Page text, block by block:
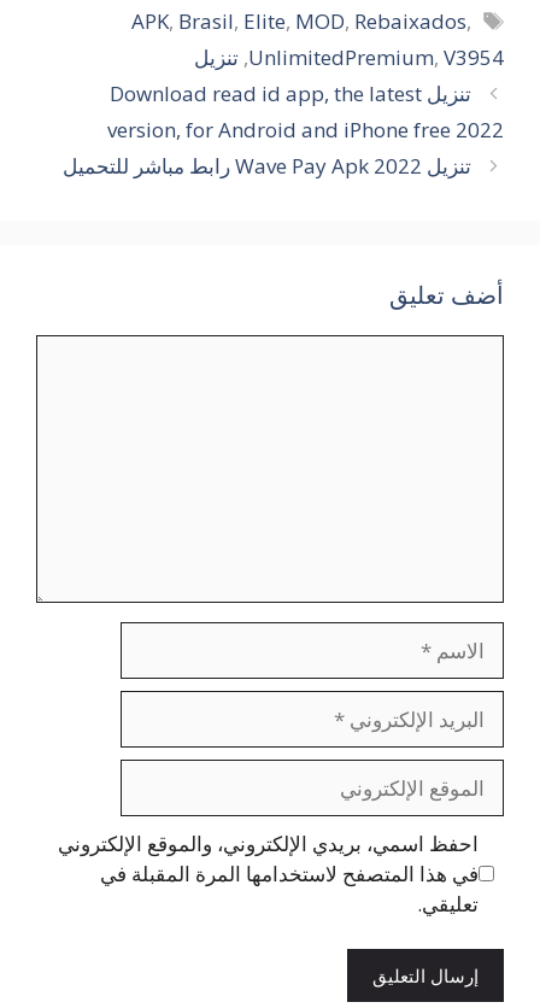
الوسوم
APK, Brasil, Elite, MOD, Rebaixados,
UnlimitedPremium, V3954
, تنزيل
تنزيل Download read id app, the latest
version, for Android and iPhone free 2022
تنزيل Wave Pay Apk 2022 رابط مباشر للتحميل
أضف تعليق
الإلكتروني
الإلكتروني
احفظ اسمي، بريدي الإلكتروني، والموقع الإلكتروني
في هذا المتصفح لاستخدامها المرة المقبلة في
تعليقي.